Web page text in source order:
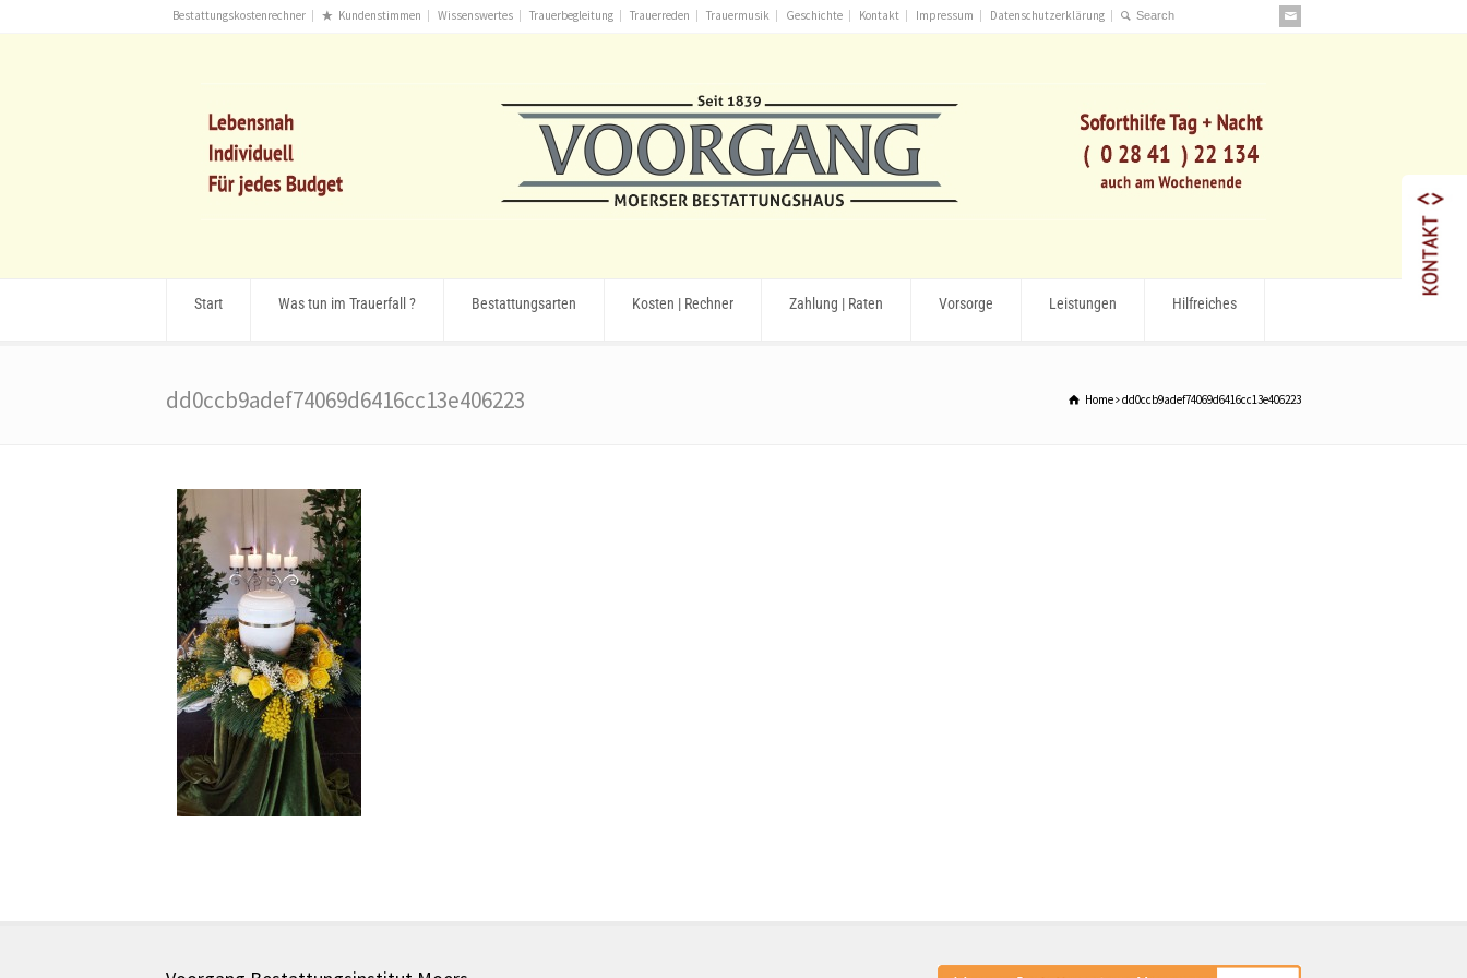
Bestattungskostenrechner Kundenstimmen Wissenswertes Trauerbegleitung Trauerreden Trauermusik Geschichte Kontakt Impressum Datenschutzerklärung
Start Was tun im Trauerfall ? Bestattungsarten Kosten | Rechner Zahlung | Raten Vorsorge Leistungen Hilfreiches
dd0ccb9adef74069d6416cc13e406223 Home dd0ccb9adef74069d6416cc13e406223